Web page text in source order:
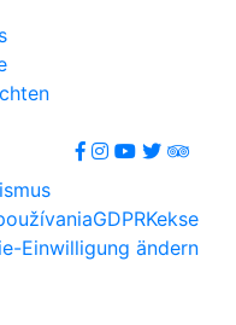
GDPRKekse
Einwilligung ändern